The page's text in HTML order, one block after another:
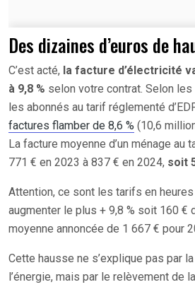
Des dizaines d’euros de
C’est acté, la facture d’électricité
à 9,8 % selon votre contrat. Selon
les abonnés au tarif réglementé
factures flamber de 8,6 % (10,6
La facture moyenne d’un ménage au
771 € en 2023 à 837 € en 2024, soit
Attention, ce sont les tarifs en
augmenter le plus + 9,8 % soit 160 €
moyenne annoncée de 1 667 € pour
Cette hausse ne s’explique pas par
l’énergie, mais par le relèvement de